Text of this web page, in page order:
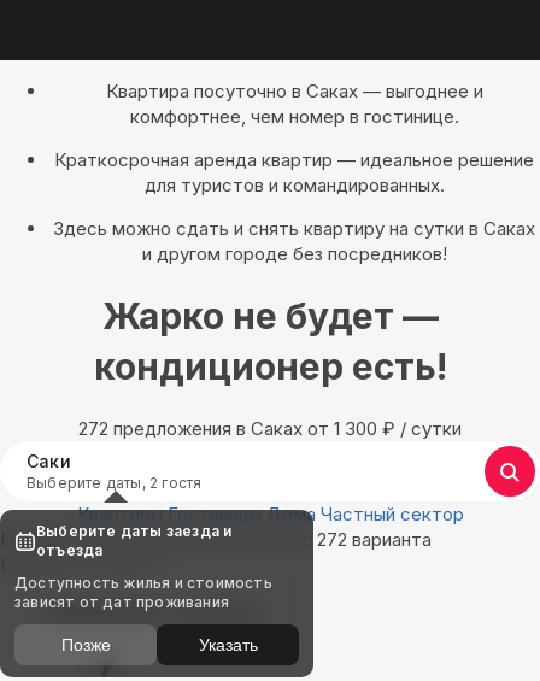
Квартира посуточно в Саках — выгоднее и
комфортнее, чем номер в гостинице.
Краткосрочная аренда квартир — идеальное решение
для туристов и командированных.
Здесь можно сдать и снять квартиру на сутки в Саках
и другом городе без посредников!
Жарко не будет —
кондиционер есть!
272 предложения в Саках oт 1 300 ₽ / сутки
Саки
Выберите даты, 2 гостя
Квартиры Гостиницы Дома Частный сектор
Найдём, где остановиться в Саках: 272 варианта
Показать на карте
Выбирайте лучшее
Выберите даты заезда и
отъезда
Доступность жилья и стоимость
зависят от дат проживания
Позже Указать